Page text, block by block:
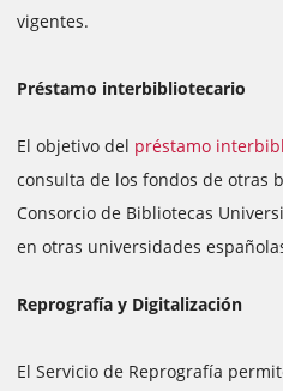
vigentes.
Préstamo interbibliotecario
El objetivo del préstamo
consulta de los fondos de otras
Consorcio de Bibliotecas
en otras universidades
Reprografía y Digitalización
El Servicio de Reprografía